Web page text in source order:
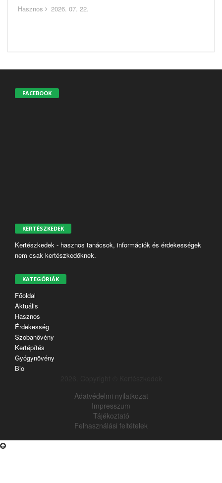
Hasznos 2026. 07. 22.
FACEBOOK
KERTÉSZKEDEK
Kertészkedek - hasznos tanácsok, információk és érdekességek
nem csak kertészkedőknek.
KATEGÓRIÁK
Főoldal
Aktuális
Hasznos
Érdekesség
Szobanövény
Kertépítés
Gyógynövény
Bio
Adatvédelmi nyilatkozat
Impresszum
Tájékoztató
Felhasználási feltételek